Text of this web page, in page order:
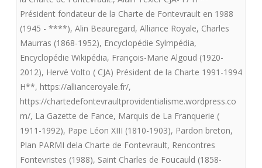
XXI°
SIECLE
Président fondateur de la Charte de Fontevrault en 1988
(1945 - ****), Alin Beauregard, Alliance Royale, Charles
Maurras (1868-1952), Encyclopédie Sylmpédia,
Encyclopédie Wikipédia, François-Marie Algoud (1920-
2012), Hervé Volto ( CJA) Président de la Charte 1991-1994
H**, https://allianceroyale.fr/,
https://chartedefontevraultprovidentialisme.wordpress.co
m/, La Gazette de Fance, Marquis de La Franquerie (
1911-1992), Pape Léon XIII (1810-1903), Pardon breton,
Plan PARMI dela Charte de Fontevrault, Rencontres
Fontevristes (1988), Saint Charles de Foucauld (1858-